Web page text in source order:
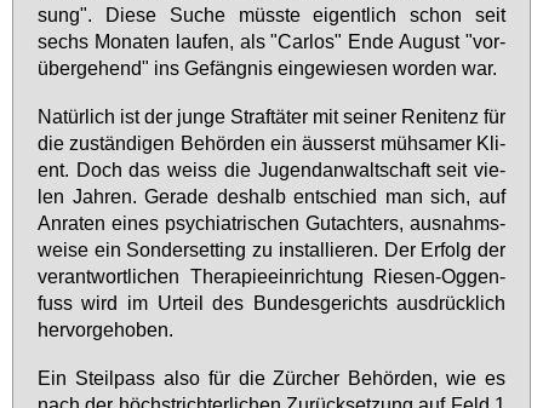
sung". Die­se Su­che müss­te ei­gent­lich schon seit
sechs Mo­na­ten lau­fen, als "Car­los" En­de Au­gust "vor­
über­ge­hend" ins Ge­fäng­nis ein­ge­wie­sen wor­den war.
Na­tür­lich ist der jun­ge Straf­tä­ter mit sei­ner Re­ni­tenz für
die zu­stän­di­gen Be­hör­den ein äus­serst müh­sa­mer Kli­
ent. Doch das weiss die Ju­gend­an­walt­schaft seit vie­
len Jah­ren. Ge­ra­de des­halb ent­schied man sich, auf
An­ra­ten ei­nes psych­ia­tri­schen Gut­ach­ters, aus­nahms­
wei­se ein Son­der­set­ting zu in­stal­lie­ren. Der Er­folg der
ver­ant­wort­li­chen The­ra­pie­ein­rich­tung Rie­sen-Og­gen­
fuss wird im Ur­teil des Bun­des­ge­richts aus­drück­lich
her­vor­ge­ho­ben.
Ein Steil­pass al­so für die Zür­cher Be­hör­den, wie es